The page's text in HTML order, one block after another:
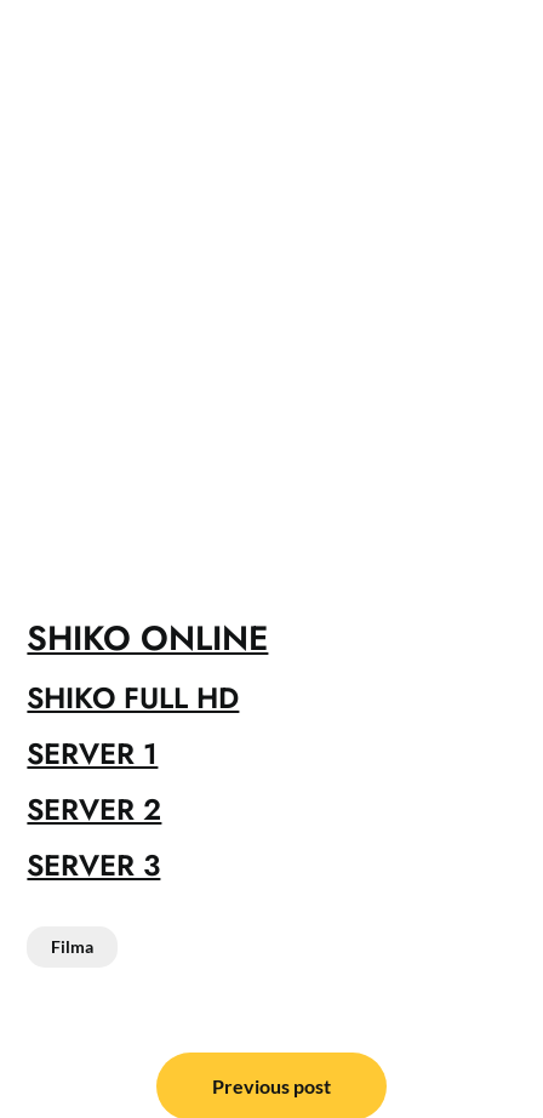
SHIKO ONLINE
SHIKO FULL HD
SERVER 1
SERVER 2
SERVER 3
Filma
navigation
Previous post